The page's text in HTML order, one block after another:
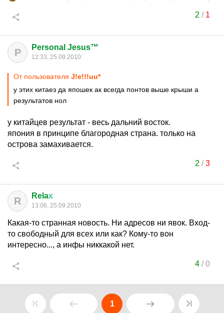
2 / 1
P Personal Jesus™
12:33, 25.09.2010
От пользователя J!e!!!uu*
у этих китаез да япошек ак всегда понтов выше крыши а
результатов нол
у китайцев результат - весь дальний восток.
япония в принципе благородная страна. только на
острова замахивается.
2 /3
R Relaх
13:06, 25.09.2010
Какая-то странная новость. Ни адресов ни явок. Вход-
то свободный для всех или как? Кому-то вон
интересно..., а инфы никкакой нет.
4/0
1